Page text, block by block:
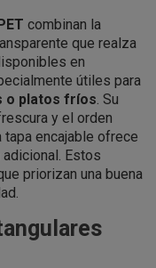
combinan la
que realza
en
útiles para
o platos fríos . Su
y el orden
encajable ofrece
Estos
priorizan una buena